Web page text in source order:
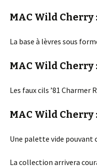
MAC Wild Cherry
La base à lèvres sous
MAC Wild Cherry
Les faux cils ’81 Charmer
MAC Wild Cherry
Une palette vide pouvant
La collection arrivera